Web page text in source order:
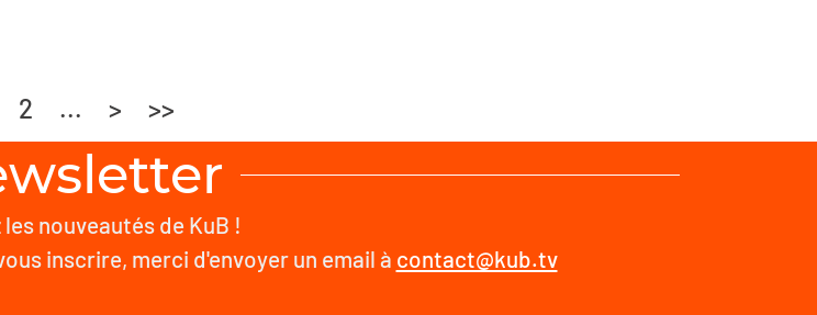
2 ... > >>
les nouveautés de KuB !
inscrire, merci d'envoyer un email à contact@kub.tv